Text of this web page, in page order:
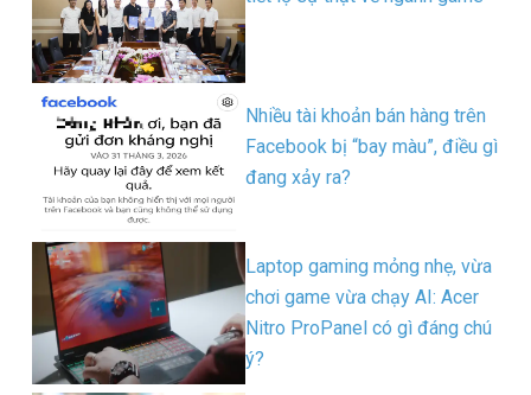
Nhiều tài khoản bán hàng trên
Facebook bị “bay màu”, điều gì
đang xảy ra?
Laptop gaming mỏng nhẹ, vừa
chơi game vừa chạy AI: Acer
Nitro ProPanel có gì đáng chú
ý?